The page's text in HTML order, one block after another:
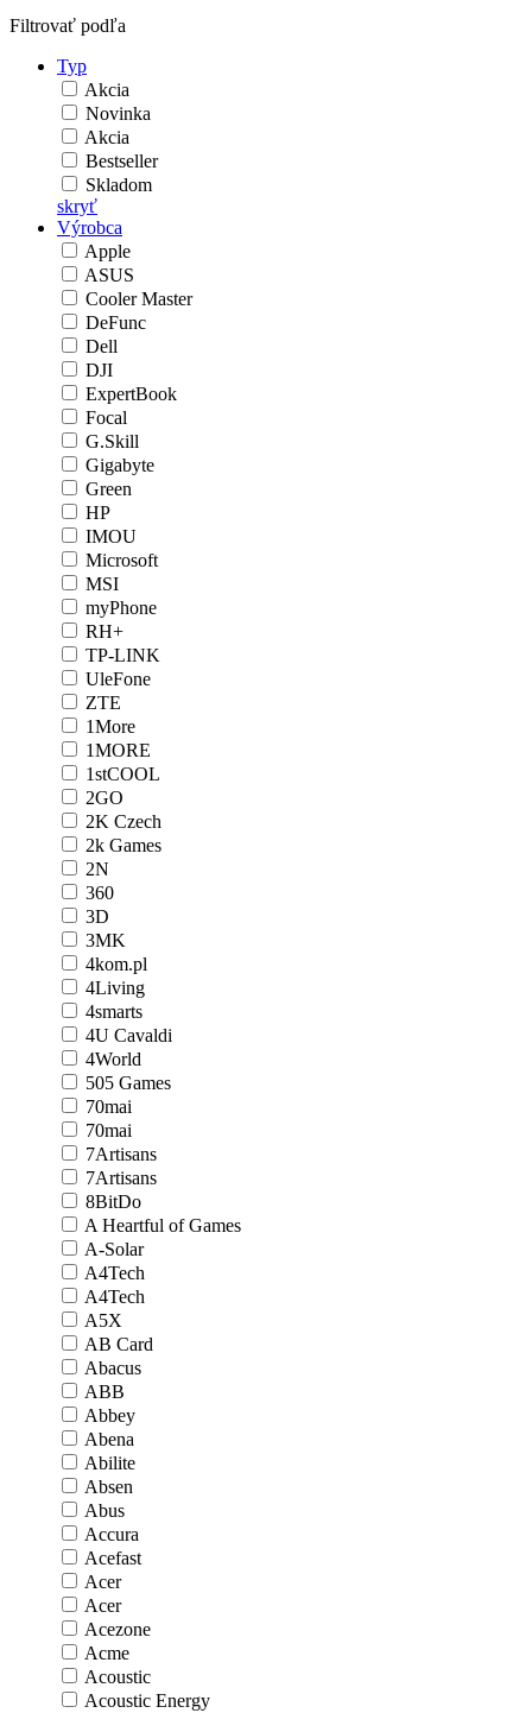
Filtrovať podľa
Typ
Akcia
Novinka
Akcia
Bestseller
Skladom
skryť
Výrobca
Apple
ASUS
Cooler Master
DeFunc
Dell
DJI
ExpertBook
Focal
G.Skill
Gigabyte
Green
HP
IMOU
Microsoft
MSI
myPhone
RH+
TP-LINK
UleFone
ZTE
1More
1MORE
1stCOOL
2GO
2K Czech
2k Games
2N
360
3D
3MK
4kom.pl
4Living
4smarts
4U Cavaldi
4World
505 Games
70mai
70mai
7Artisans
7Artisans
8BitDo
A Heartful of Games
A-Solar
A4Tech
A4Tech
A5X
AB Card
Abacus
ABB
Abbey
Abena
Abilite
Absen
Abus
Accura
Acefast
Acer
Acer
Acezone
Acme
Acoustic
Acoustic Energy